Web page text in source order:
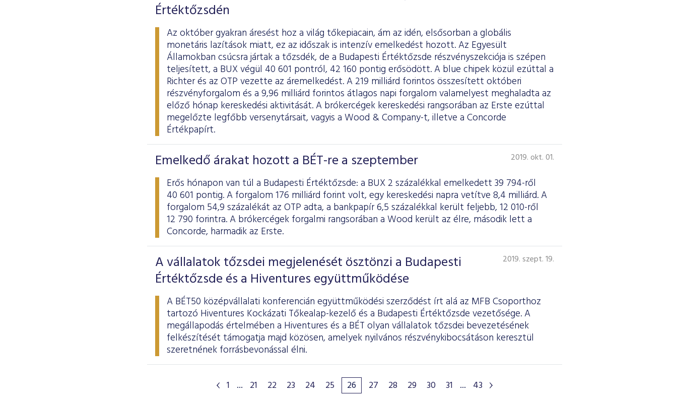
Értéktőzsdén
Az október gyakran áresést hoz a világ tőkepiacain, ám az idén, elsősorban a globális
monetáris lazítások miatt, ez az időszak is intenzív emelkedést hozott. Az Egyesült
Államokban csúcsra jártak a tőzsdék, de a Budapesti Értéktőzsde részvényszekciója is szépen
teljesített, a BUX végül 40 601 pontról, 42 160 pontig erősödött. A blue chipek közül ezúttal a
Richter és az OTP vezette az áremelkedést. A 219 milliárd forintos összesített októberi
részvényforgalom és a 9,96 milliárd forintos átlagos napi forgalom valamelyest meghaladta az
előző hónap kereskedési aktivitását. A brókercégek kereskedési rangsorában az Erste ezúttal
megelőzte legfőbb versenytársait, vagyis a Wood & Company-t, illetve a Concorde
Értékpapírt.
Emelkedő árakat hozott a BÉT-re a szeptember 2019. okt. 01.
Erős hónapon van túl a Budapesti Értéktőzsde: a BUX 2 százalékkal emelkedett 39 794-ről
40 601 pontig. A forgalom 176 milliárd forint volt, egy kereskedési napra vetítve 8,4 milliárd. A
forgalom 54,9 százalékát az OTP adta, a bankpapír 6,5 százalékkal került feljebb, 12 010-ről
12 790 forintra. A brókercégek forgalmi rangsorában a Wood került az élre, második lett a
Concorde, harmadik az Erste.
A vállalatok tőzsdei megjelenését ösztönzi a Budapesti
Értéktőzsde és a Hiventures együttműködése
2019. szept. 19.
A BÉT50 középvállalati konferencián együttműködési szerződést írt alá az MFB Csoporthoz
tartozó Hiventures Kockázati Tőkealap-kezelő és a Budapesti Értéktőzsde vezetősége. A
megállapodás értelmében a Hiventures és a BÉT olyan vállalatok tőzsdei bevezetésének
felkészítését támogatja majd közösen, amelyek nyilvános részvénykibocsátáson keresztül
szeretnének forrásbevonással élni.
1 ... 21 22 23 24 25 26 27 28 29 30 31 ... 43